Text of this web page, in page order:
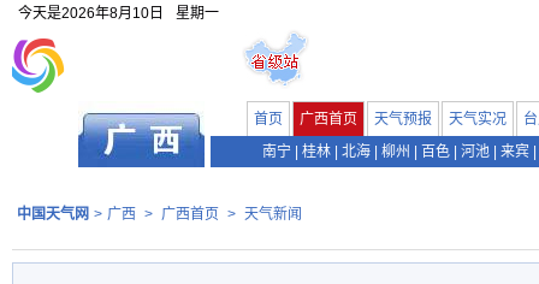
今天是2026年8月10日 星期一
首页 广西首页 天气预报 天气实况
南宁
桂林 北海 柳州 百色 河池 来宾
中国天气网 > 广西 > 广西首页 > 天气新闻